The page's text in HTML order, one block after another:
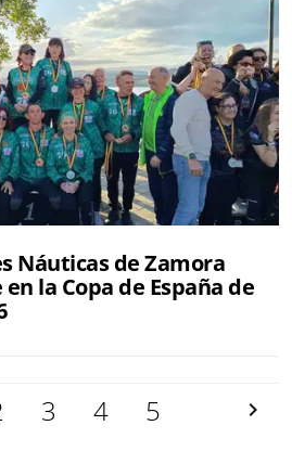
Náuticas de Zamora
la Copa de España de
3 4 5